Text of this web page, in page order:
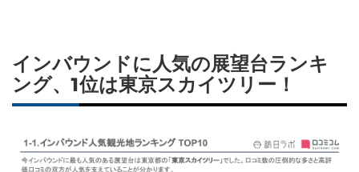
インバウンドに人気の展望台ランキ
ング、1位は東京スカイツリー！